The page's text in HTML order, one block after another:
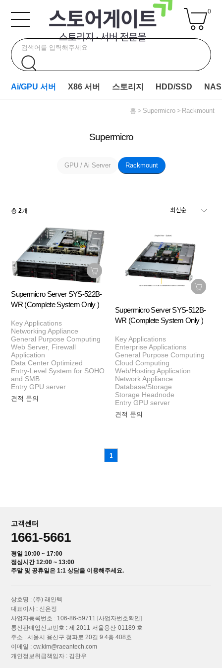
0
Ai/GPU 서버 X86 서버 스토리지 HDD/SSD NAS
홈 Supermicro Rackmount
Supermicro
GPU / Ai Server Rackmount
총2개
Supermicro Server SYS-522B-
WR (Complete System Only )
Key Applications
Networking Appliance
General Purpose Computing
Web Server, Firewall
Application
Data Center Optimized
Entry-Level System for SOHO
and SMB
Entry GPU server
견적 문의
Supermicro Server SYS-512B-
WR (Complete System Only )
Key Applications
Enterprise Applications
General Purpose Computing
Cloud Computing
Web/Hosting Application
Network Appliance
Database/Storage
Storage Headnode
Entry GPU server
견적 문의
1
고객센터
1661-5661
평일 10:00 ~ 17:00
점심시간 12:00 ~ 13:00
주말 및 공휴일은 1:1 상담을 이용해주세요.
상호명 : (주) 래안텍
대표이사 : 신은정
사업자등록번호 : 106-86-59711 [사업자번호확인]
통신판매업신고번호 : 제 2011-서울용산-01189 호
주소 : 서울시 용산구 청파로 20길 9 4층 408호
이메일 : cw.kim@raeantech.com
개인정보취급책임자 : 김찬우